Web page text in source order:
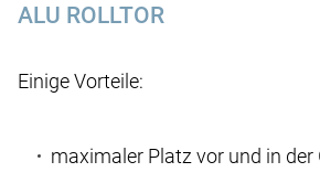
ALU ROLLTOR
Einige Vorteile:
maximaler Platz vor und in der